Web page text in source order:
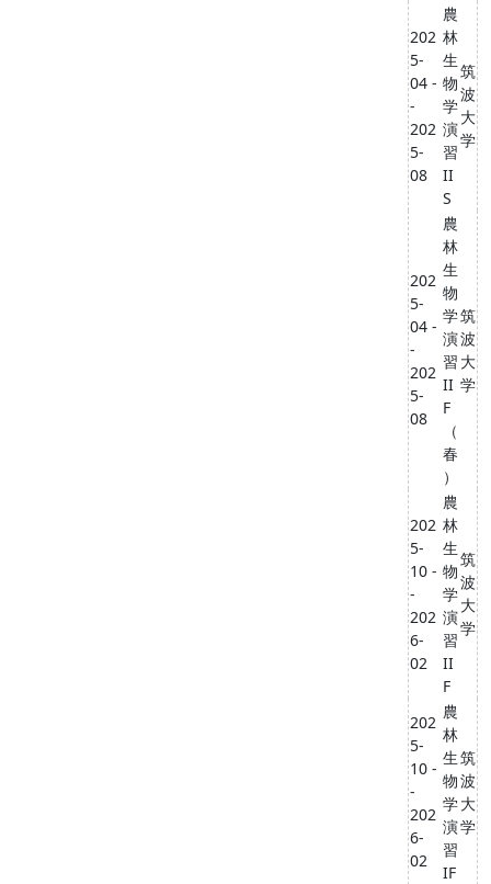
202
5-
04 -
-
202
5-
08
農
林
生
物
学
演
習
II
S
筑
波
大
学
202
5-
04 -
-
202
5-
08
農
林
生
物
学
演
習
II
F
（
春
）
筑
波
大
学
202
5-
10 -
-
202
6-
02
農
林
生
物
学
演
習
II
F
筑
波
大
学
202
5-
10 -
-
202
6-
02
農
林
生
物
学
演
習
IF
筑
波
大
学